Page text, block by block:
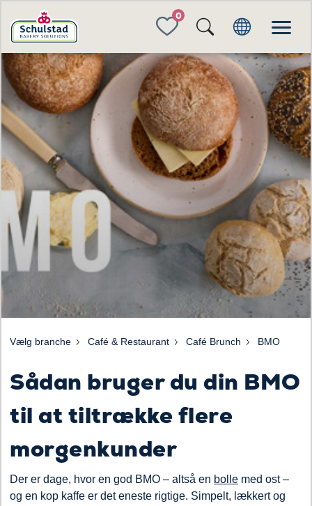
FAVORITES
Vælg branche Café & Restaurant Café Brunch BMO
Sådan bruger du din BMO
til at tiltrække flere
morgenkunder
Der er dage, hvor en god BMO – altså en bolle med ost –
og en kop kaffe er det eneste rigtige. Simpelt, lækkert og